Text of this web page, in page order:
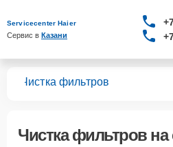
Servicecenter Haier
Сервис в Казани
Чистка фильтров
Чистка фильтровна